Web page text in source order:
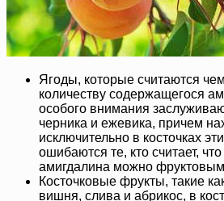
Ягоды, которые считаются
количеству содержащегося
особого внимания
черника и ежевика, причем
исключительно в косточках
ошибаются те, кто считает,
амигдалина можно
Косточковые фрукты, такие
вишня, слива и абрикос, в